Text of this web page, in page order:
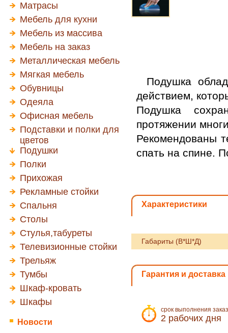
Матрасы
Мебель для кухни
Мебель из массива
Мебель на заказ
Металлическая мебель
Мягкая мебель
Обувницы
Одеяла
Офисная мебель
Подставки и полки для
цветов
Подушки
Полки
Прихожая
Рекламные стойки
Спальня
Столы
Стулья,табуреты
Телевизионные стойки
Трельяж
Тумбы
Шкаф-кровать
Шкафы
Новости
Подушка
действием,
Подушка
протяжении
Рекомендованы
спать на спине.
Характеристики
Габариты (В*Ш*Д)
Гарантия и доставка
срок выполнения
2 рабочих дня